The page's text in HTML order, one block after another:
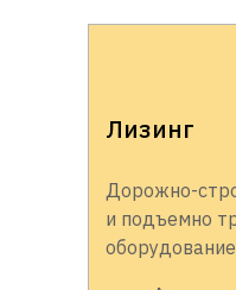
Лизинг
Дорожно-
и подъемно
оборудование